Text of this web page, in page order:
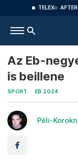
TELEX AFTER
Az Eb-
is beillene
SPORT EB 2024
Péli-